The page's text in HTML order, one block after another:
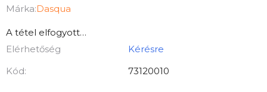
termék
értékelése
5-
ből
Márka:Dasqua
A tétel elfogyott…
Elérhetőség
Kérésre
Kód:
73120010